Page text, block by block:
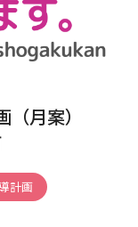
月案）
計画